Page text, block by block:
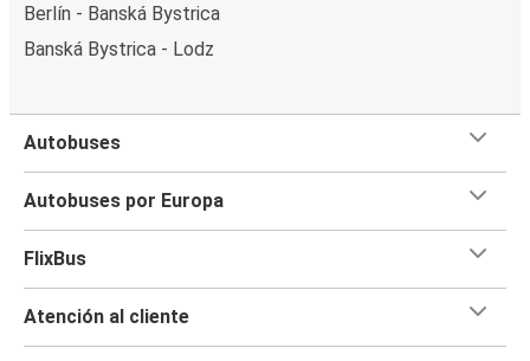
Berlín - Banská Bystrica
Banská Bystrica - Lodz
Autobuses
Autobuses por Europa
FlixBus
Atención al cliente